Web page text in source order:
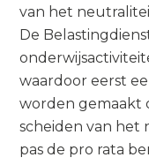
van het
De
waardoor eerst
worden gemaakt
scheiden van het
pas de pro rata